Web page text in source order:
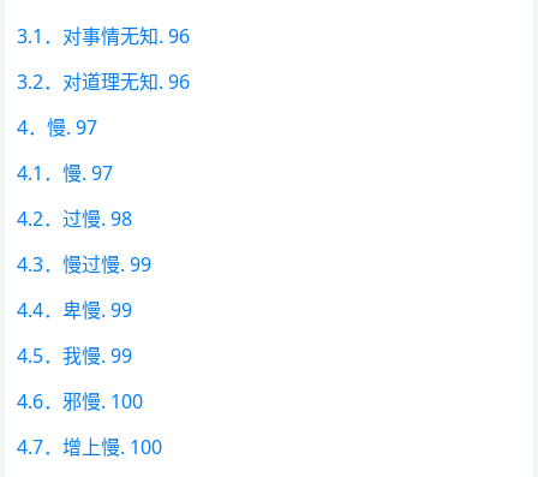
3.1．对事情无知. 96
3.2．对道理无知. 96
4．慢. 97
4.1．慢. 97
4.2．过慢. 98
4.3．慢过慢. 99
4.4．卑慢. 99
4.5．我慢. 99
4.6．邪慢. 100
4.7．增上慢. 100